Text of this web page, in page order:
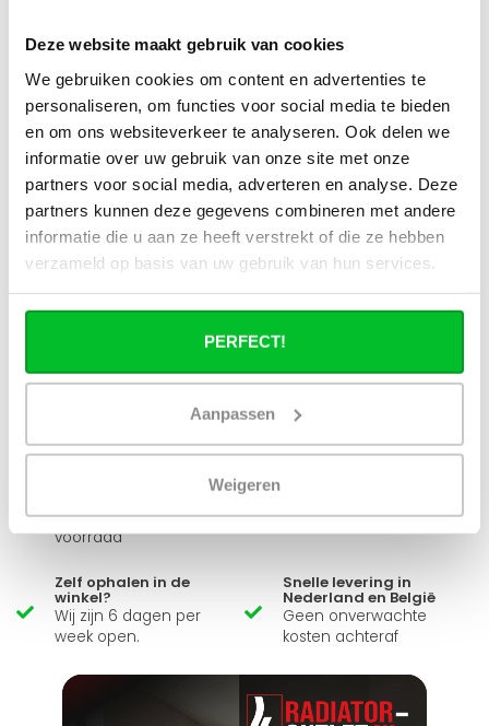
Deze website maakt gebruik van cookies
We gebruiken cookies om content en advertenties te
personaliseren, om functies voor social media te bieden
en om ons websiteverkeer te analyseren. Ook delen we
informatie over uw gebruik van onze site met onze
partners voor social media, adverteren en analyse. Deze
partners kunnen deze gegevens combineren met andere
informatie die u aan ze heeft verstrekt of die ze hebben
verzameld op basis van uw gebruik van hun services.
PERFECT!
Aanpassen
Weigeren
omgedraaid worden?
Kunnen de Elite handdoekradiatoren
vanuit boven aangesloten worden?
Hebben jullie ook elektrische
handdoekradiatoren voor badkamers?
Heb je een vraag over dit product ?
Simon helpt je graag en kan al je vragen beantwoorden.
Levering uit eigen
voorraad
Niet goed = Geld terug
Zelf ophalen in de
winkel?
Wij zijn 6 dagen per
week open.
Snelle levering in
Nederland en België
Geen onverwachte
kosten achteraf